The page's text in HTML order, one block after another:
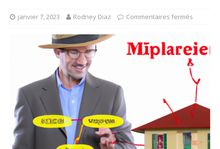
janvier 7, 2023 Rodney Diaz Commentaires fermés